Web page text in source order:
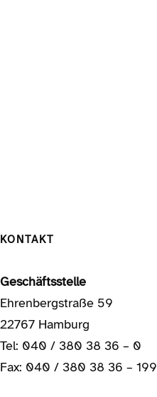
KONTAKT
Geschäftsstelle
Ehrenbergstraße 59
22767 Hamburg
Tel: 040 / 380 38 36 – 0
Fax: 040 / 380 38 36 – 199